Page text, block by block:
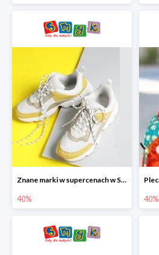
Znane marki w supercenach w Smyku - buty do -40%
40% 40%